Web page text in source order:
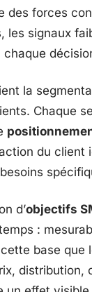
des forces
les signaux
la
Chaque
du
d’objectifs
:
base que
distribution,